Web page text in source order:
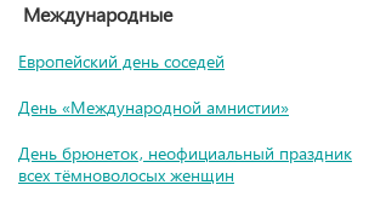
Международные
Европейский день соседей
День «Международной амнистии»
День брюнеток, неофициальный праздник
всех тёмноволосых женщин